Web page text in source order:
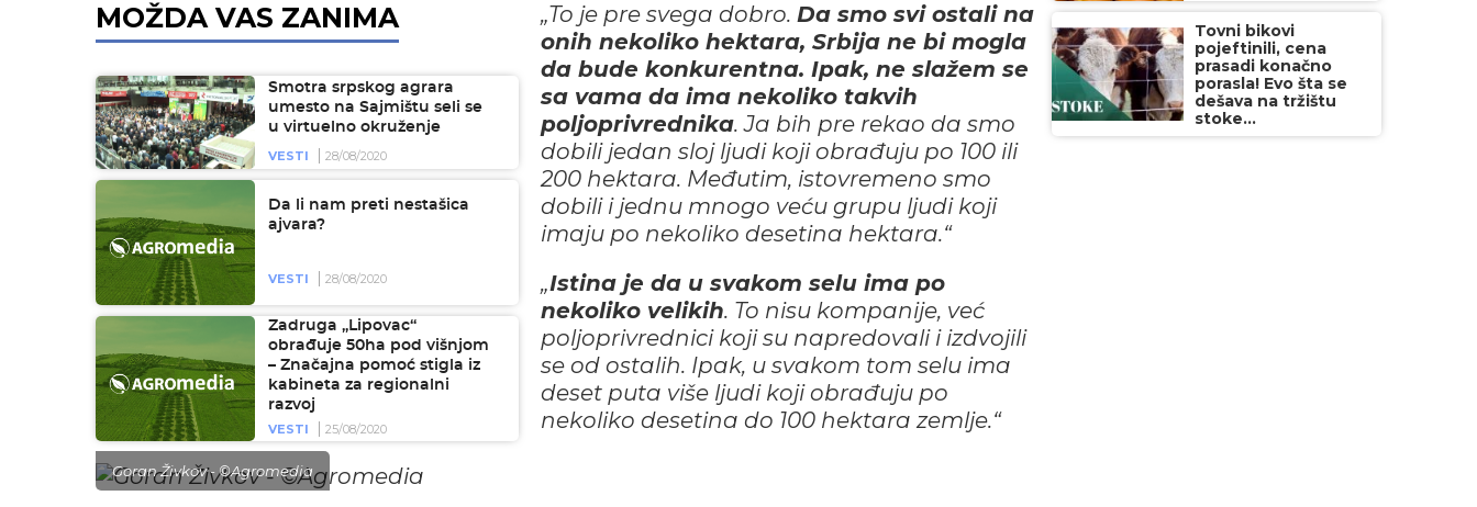
MOŽDA VAS ZANIMA
Smotra srpskog agrara
umesto na Sajmištu seli se
u virtuelno okruženje
VESTI
28/08/2020
Da li nam preti nestašica
ajvara?
VESTI 28/08/2020
Zadruga „Lipovac“
obrađuje 50ha pod višnjom
– Značajna pomoć stigla iz
kabineta za regionalni
razvoj
VESTI
25/08/2020
„To je pre svega dobro. Da smo svi ostali na
onih nekoliko hektara, Srbija ne bi mogla
da bude konkurentna. Ipak, ne slažem se
sa vama da ima nekoliko takvih
poljoprivrednika. Ja bih pre rekao da smo
dobili jedan sloj ljudi koji obrađuju po 100 ili
200 hektara. Međutim, istovremeno smo
dobili i jednu mnogo veću grupu ljudi koji
imaju po nekoliko desetina hektara.“
„Istina je da u svakom selu ima po
nekoliko velikih. To nisu kompanije, već
poljoprivrednici koji su napredovali i izdvojili
se od ostalih. Ipak, u svakom tom selu ima
deset puta više ljudi koji obrađuju po
nekoliko desetina do 100 hektara zemlje.“
Goran Živkov - ©Agromedia
Tovni bikovi
pojeftinili, cena
prasadi konačno
porasla! Evo šta se
dešava na tržištu
stoke...